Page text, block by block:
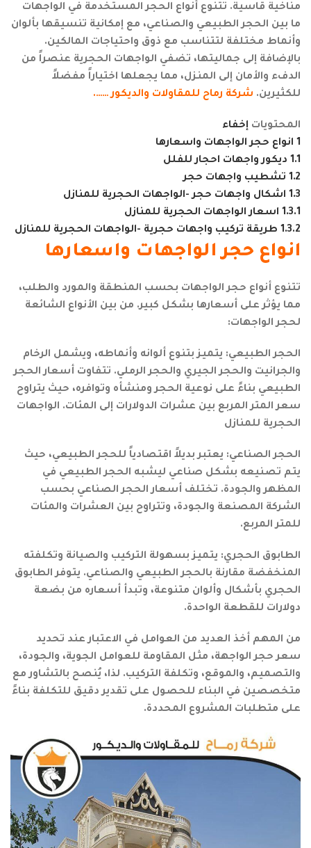
مناخية قاسية. تتنوع أنواع الحجر المستخدمة في الواجهات
ما بين الحجر الطبيعي والصناعي، مع إمكانية تنسيقها بألوان
وأنماط مختلفة لتتناسب مع ذوق واحتياجات المالكين.
بالإضافة إلى جماليتها، تضفي الواجهات الحجرية عنصراً من
الدفء والأمان إلى المنزل، مما يجعلها اختياراً مفضلاً
للكثيرين. شركة رماح للمقاولات والديكور …….
المحتويات إخفاء
1 انواع حجر الواجهات واسعارها
1.1 ديكور واجهات احجار للفلل
1.2 تشطيب واجهات حجر
1.3 اشكال واجهات حجر -الواجهات الحجرية للمنازل
1.3.1 اسعار الواجهات الحجرية للمنازل
1.3.2 طريقة تركيب واجهات حجرية -الواجهات الحجرية للمنازل
انواع حجر الواجهات واسعارها
تتنوع أنواع حجر الواجهات بحسب المنطقة والمورد والطلب،
مما يؤثر على أسعارها بشكل كبير. من بين الأنواع الشائعة
لحجر الواجهات:
الحجر الطبيعي: يتميز بتنوع ألوانه وأنماطه، ويشمل الرخام
والجرانيت والحجر الجيري والحجر الرملي. تتفاوت أسعار الحجر
الطبيعي بناءً على نوعية الحجر ومنشأه وتوافره، حيث يتراوح
سعر المتر المربع بين عشرات الدولارات إلى المئات. الواجهات
الحجرية للمنازل
الحجر الصناعي: يعتبر بديلاً اقتصادياً للحجر الطبيعي، حيث
يتم تصنيعه بشكل صناعي ليشبه الحجر الطبيعي في
المظهر والجودة. تختلف أسعار الحجر الصناعي بحسب
الشركة المصنعة والجودة، وتتراوح بين العشرات والمئات
للمتر المربع.
الطابوق الحجري: يتميز بسهولة التركيب والصيانة وتكلفته
المنخفضة مقارنة بالحجر الطبيعي والصناعي. يتوفر الطابوق
الحجري بأشكال وألوان متنوعة، وتبدأ أسعاره من بضعة
دولارات للقطعة الواحدة.
من المهم أخذ العديد من العوامل في الاعتبار عند تحديد
سعر حجر الواجهة، مثل المقاومة للعوامل الجوية، والجودة،
والتصميم، والموقع، وتكلفة التركيب. لذا، يُنصح بالتشاور مع
متخصصين في البناء للحصول على تقدير دقيق للتكلفة بناءً
على متطلبات المشروع المحددة.